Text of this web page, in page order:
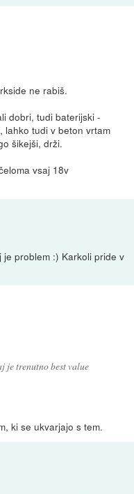
ne rabiš.
dobri, tudi baterijski -
lahko tudi v beton vrtam
šikejši, drži.
vsaj 18v
problem :) Karkoli pride v
je trenutno best value
ki se ukvarjajo s tem.